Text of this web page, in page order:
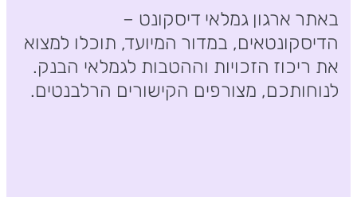
באתר ארגון גמלאי דיסקונט –
הדיסקונטאים, במדור המיועד, תוכלו למצוא
את ריכוז הזכויות וההטבות לגמלאי הבנק.
לנוחותכם, מצורפים הקישורים הרלבנטים.